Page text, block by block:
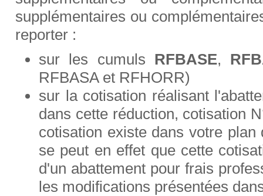
supplémentaires ou
reporter :
sur les cumuls RFBASE,
RFBASA et RFHORR)
sur la cotisation réalisant
dans cette réduction, cotisation
cotisation existe dans votre
se peut en effet que cette
d'un abattement pour frais
les modifications présentées